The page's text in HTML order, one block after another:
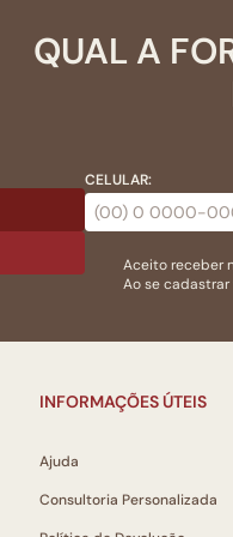
QUAL A
CELULAR:
Aceito receber
Ao se
INFORMAÇÕES ÚTEIS
Ajuda
Consultoria Personalizada